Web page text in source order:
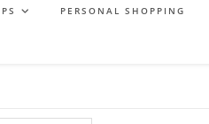
PERSONAL SHOPPING